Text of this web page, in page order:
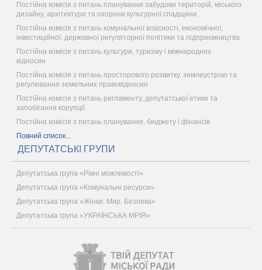
Постійна комісія з питань планування забудови територій, міського
дизайну, архітектури та охорони культурної спадщини
Постійна комісія з питань комунальної власності, економічної,
інвестиційної, державної регуляторної політики та підприємництва
Постійна комісія з питань культури, туризму і міжнародних
відносин
Постійна комісія з питань просторового розвитку, землеустрою та
регулювання земельних правовідносин
Постійна комісія з питань регламенту, депутатської етики та
запобігання корупції
Постійна комісія з питань планування, бюджету і фінансів
Повний список...
ДЕПУТАТСЬКІ ГРУПИ
Депутатська група «Рівні можливості»
Депутатська група «Комунальні ресурси»
Депутатська група «Жінки. Мир. Безпека»
Депутатська група «УКРАЇНСЬКА МРІЯ»